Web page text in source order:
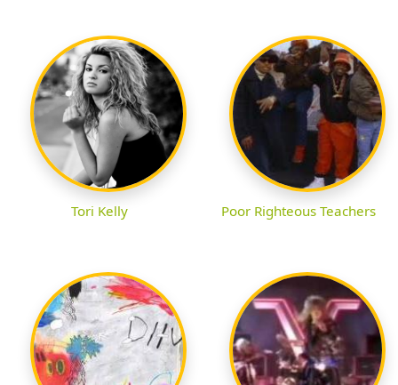
Tori Kelly Poor Righteous Teachers